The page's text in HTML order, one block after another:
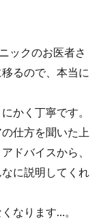
ックのお医者さ
るので、本当に
かく丁寧です。
仕方を聞いた上
ドバイスから、
に説明してくれ
なります…。